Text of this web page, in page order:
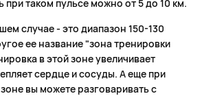
таком пульсе можно от 5 до 10 км.
случае - это диапазон 150-130
ее название "зона тренировки
в этой зоне увеличивает
сердце и сосуды. А еще при
вы можете разговаривать с